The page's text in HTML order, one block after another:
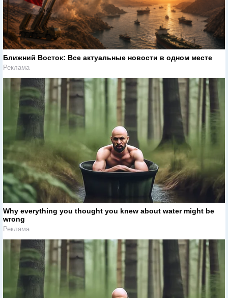
Ближний Восток: Все актуальные новости в одном месте
Реклама
Why everything you thought you knew about water might be
wrong
Реклама